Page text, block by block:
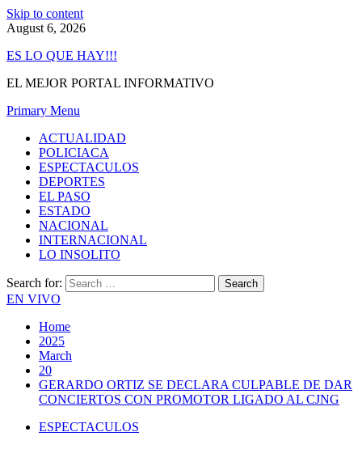
Skip to content
August 6, 2026
ES LO QUE HAY!!!
EL MEJOR PORTAL INFORMATIVO
Primary Menu
ACTUALIDAD
POLICIACA
ESPECTACULOS
DEPORTES
EL PASO
ESTADO
NACIONAL
INTERNACIONAL
LO INSOLITO
Search for:
EN VIVO
Home
2025
March
20
GERARDO ORTIZ SE DECLARA CULPABLE DE DAR
CONCIERTOS CON PROMOTOR LIGADO AL CJNG
ESPECTACULOS